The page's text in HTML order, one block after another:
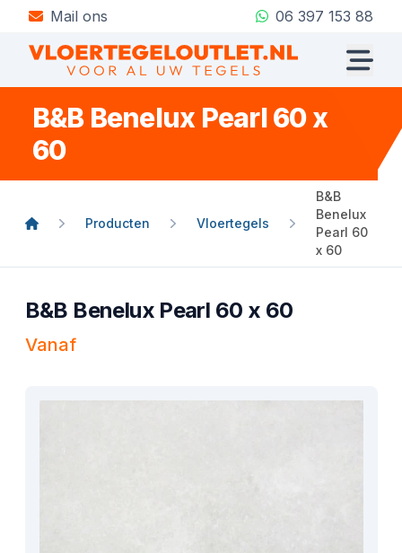
Mail ons 06 397 153 88
B&B Benelux Pearl 60 x
60
Producten Vloertegels
B&B
Benelux
Pearl 60
x 60
B&B Benelux Pearl 60 x 60
Vanaf